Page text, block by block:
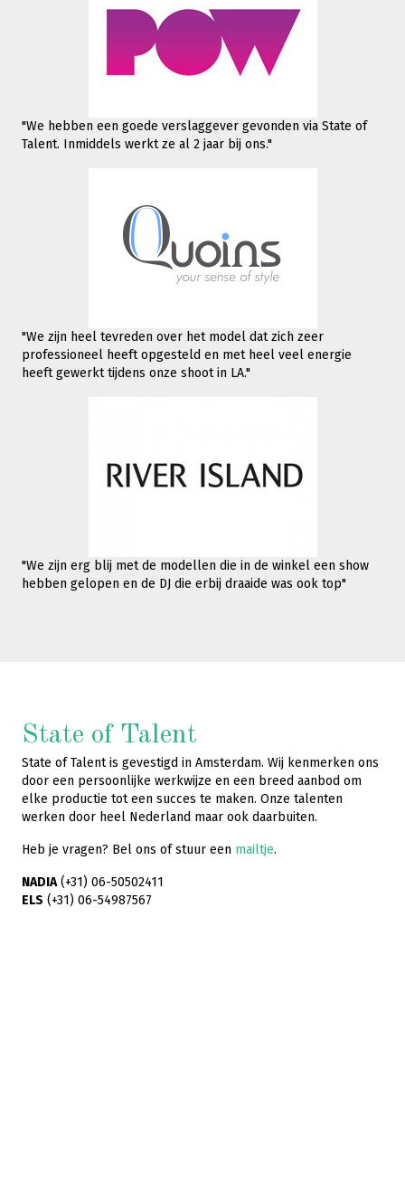
"We hebben een goede verslaggever gevonden via State of
Talent. Inmiddels werktze al 2 jaar bij ons."
"We zijn heel tevreden over het model dat zich zeer
professioneel heeft opgesteld en met heel veel energie
heeft gewerkt tijdens onze shoot in LA."
"We zijn erg blij met de modellen die in de winkel een show
hebben gelopen en de DJ die erbij draaide was ook top"
State of Talent
State of Talent is gevestigd in Amsterdam. Wij kenmerken ons
door een persoonlijke werkwijze en een breed aanbod om
elke productie tot een succes te maken. Onze talenten
werken door heel Nederland maar ook daarbuiten.
Heb je vragen? Bel ons of stuur een mailtje.
NADIA(+31) 06-50502411
ELS (+31) 06-54987567